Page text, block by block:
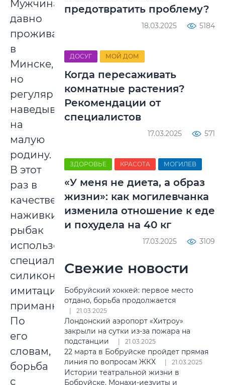
Мужчина
давно
проживает
в
Минске,
но
регулярно
наведывается
на
малую
родину.
В этот
раз в
качестве
наживки
рыбак
использовал
специальную
силиконовую
имитацию
приманки.
По
его
словам,
борьба
с
предотвратить проблему?
18.03.2025 5184
ДОСУГ МОЙ ДОМ
Когда пересаживать
комнатные растения?
Рекомендации от
специалистов
17.03.2025 571
ЗДОРОВЬЕ КРАСОТА МОГИЛЕВ
«У меня не диета, а образ
жизни»: как могилевчанка
изменила отношение к еде
и похудела на 40 кг
17.03.2025 3109
Свежие новости
Бобруйский хоккей: первое место
отдано, борьба продолжается
21.03.2025
Лондонский аэропорт «Хитроу»
закрыли на сутки из-за пожара на
подстанции
21.03.2025
22 марта в Бобруйске пройдет прямая
линия по вопросам ЖКХ
21.03.2025
Истории театральной жизни в
Бобруйске. Монахи-иезуиты и